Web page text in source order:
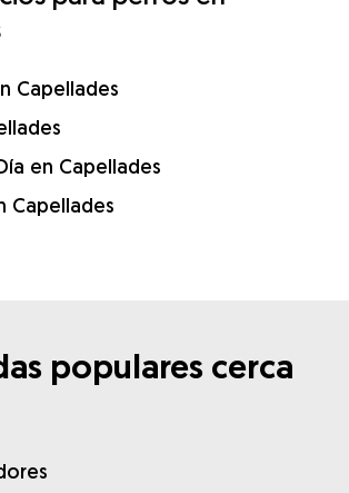
Capellades
en Capellades
Capellades
populares cerca